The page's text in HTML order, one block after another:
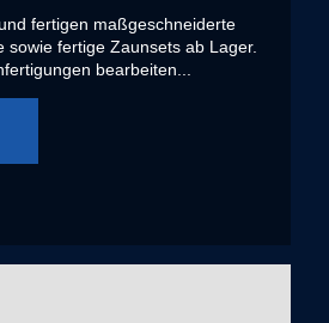
fertigen maßgeschneiderte
sowie fertige Zaunsets ab Lager.
bearbeiten...